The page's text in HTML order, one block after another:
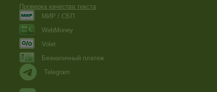
Проверка качества текста
МИР / СБП
WebMoney
Volet
Безналичный платеж
Telegram